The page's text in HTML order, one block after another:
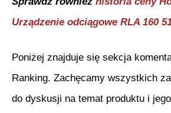
Urządzenie odciągowe RLA 160
Poniżej znajduje się sekcja
Ranking. Zachęcamy wszystkich
do dyskusji na temat produktu i